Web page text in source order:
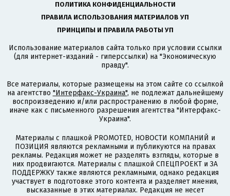
ПОЛИТИКА КОНФИДЕНЦИАЛЬНОСТИ
ПРАВИЛА ИСПОЛЬЗОВАНИЯ МАТЕРИАЛОВ УП
ПРИНЦИПЫ И ПРАВИЛА РАБОТЫ УП
Использование материалов сайта только при условии ссылки
(для интернет-изданий - гиперссылки) на "Экономическую
правду".
Все материалы, которые размещены на этом сайте со ссылкой
на агентство "Интерфакс-Украина", не подлежат дальнейшему
воспроизведению и/или распространению в любой форме,
иначе как с письменного разрешения агентства "Интерфакс-
Украина".
Материалы с плашкой PROMOTED, НОВОСТИ КОМПАНИЙ и
ПОЗИЦИЯ являются рекламными и публикуются на правах
рекламы. Редакция может не разделять взгляды, которые в
них продвигаются. Материалы с плашкой СПЕЦПРОЕКТ и ЗА
ПОДДЕРЖКУ также являются рекламными, однако редакция
участвует в подготовке этого контента и разделяет мнения,
высказанные в этих материалах. Редакция не несет